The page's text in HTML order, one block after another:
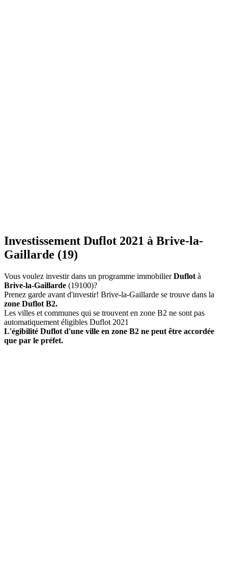
Investissement Duflot 2021 à Brive-la-
Gaillarde (19)
Vous voulez investir dans un programme immobilierDuflot à
Brive-la-Gaillarde (19100)?
Prenez garde avant d'investir! Brive-la-Gaillarde se trouve dans la
zone Duflot B2.
Les villes et communes qui se trouvent en zone B2 ne sont pas
automatiquement éligibles Duflot 2021
L'égibilité Duflot d'une ville en zone B2 ne peut être accordée
que par le préfet.